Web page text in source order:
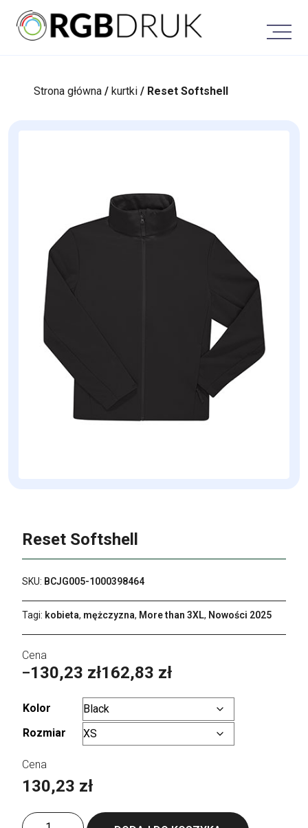
content
Strona główna /kurtki / Reset Softshell
Reset Softshell
SKU: BCJG005-1000398464
Tagi: kobieta, mężczyzna, More than 3XL, Nowości 2025
130,23 zł
– 162,83 zł
Zakres
cen:
do
162,83 zł
Kolor
Rozmiar
130,23 zł
ilość